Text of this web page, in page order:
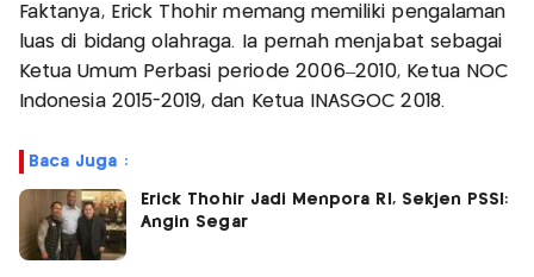
Faktanya, Erick Thohir memang memiliki pengalaman
luas di bidang olahraga. Ia pernah menjabat sebagai
Ketua Umum Perbasi periode 2006–2010, Ketua NOC
Indonesia 2015-2019, dan Ketua INASGOC 2018.
Baca Juga :
Erick Thohir Jadi Menpora RI, Sekjen PSSI:
Angin Segar